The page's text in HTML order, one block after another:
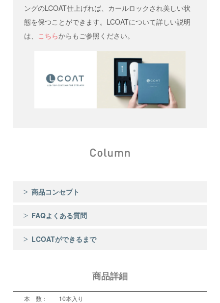
ングのLCOAT仕上げれば、カールロックされ美しい状
態を保つことができます。LCOATについて詳しい説明
は、
こちらからもご参照ください。
商品コンセプト
FAQよくある質問
LCOATができるまで
商品詳細
本 数：
10本入り